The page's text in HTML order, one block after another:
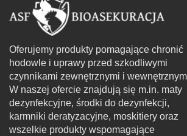
Oferujemy produkty pomagające chronić
hodowle i uprawy przed szkodliwymi
czynnikami zewnętrznymi i
W naszej ofercie znajdują się m.in. maty
dezynfekcyjne, środki do dezynfekcji,
karmniki deratyzacyjne, moskitiery oraz
wszelkie produkty wspomagające